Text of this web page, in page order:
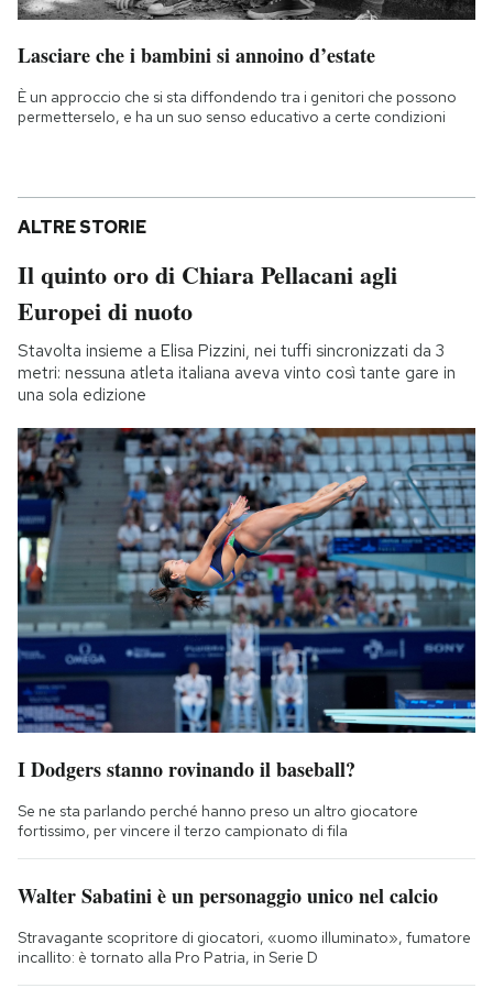
Lasciare che i bambini si annoino d’estate
È un approccio che si sta diffondendo tra i genitori che possono
permetterselo, e ha un suo senso educativo a certe condizioni
ALTRE STORIE
Il quinto oro di Chiara Pellacani agli
Europei di nuoto
Stavolta insieme a Elisa Pizzini, nei tuffi sincronizzati da 3
metri: nessuna atleta italiana aveva vinto così tante gare in
una sola edizione
I Dodgers stanno rovinando il baseball?
Se ne sta parlando perché hanno preso un altro giocatore
fortissimo, per vincere il terzo campionato di fila
Walter Sabatini è un personaggio unico nel calcio
Stravagante scopritore di giocatori, «uomo illuminato», fumatore
incallito: è tornato alla Pro Patria, in Serie D